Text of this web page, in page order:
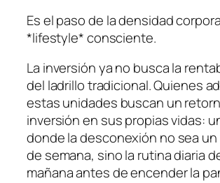
Es el paso de la densidad
*lifestyle* consciente.
La inversión ya no busca la
del ladrillo tradicional. Quienes
estas unidades buscan un
inversión en sus propias vidas:
donde la desconexión no sea un
de semana, sino la rutina diaria
mañana antes de encender la